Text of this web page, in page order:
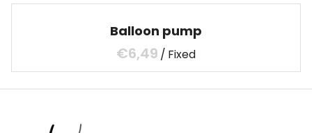
Balloon pump
/